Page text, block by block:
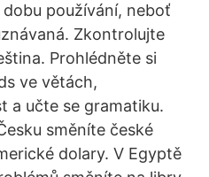
používání, neboť
Zkontrolujte
Prohlédněte si
ve větách,
a učte se gramatiku.
směníte české
dolary. V Egyptě